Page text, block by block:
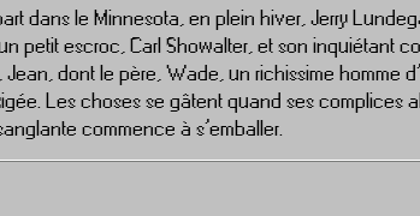
dans le Minnesota, en plein hiver, Jerry
petit escroc, Carl Showalter, et son inquiétant
Jean, dont le père, Wade, un richissime homme
Les choses se gâtent quand ses complices
commence à s’emballer.